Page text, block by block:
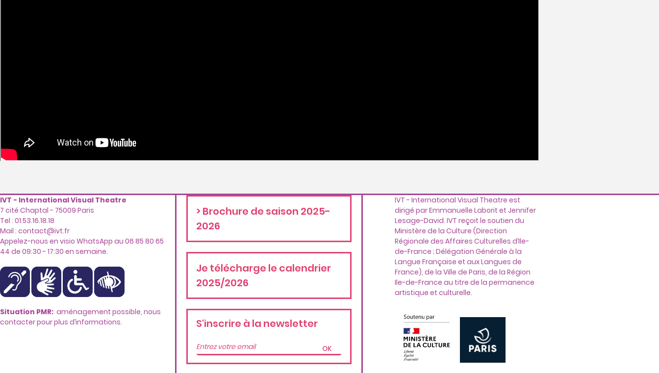
IVT - International Visual Theatre
7 cité Chaptal - 75009 Paris
Tel : 01.53.16.18.18
Mail : contact@ivt.fr
Appelez-nous en visio WhatsApp au 06 85 80 65
44 de 09:30 - 17:30 en semaine.
Situation PMR: aménagement possible, nous
contacter pour plus d’informations.
> Brochure de saison 2025-
2026
Je télécharge le calendrier
2025/2026
S'inscrire à la newsletter
OK
IVT - International Visual Theatre est
dirigé par Emmanuelle Laborit et Jennifer
Lesage-David. IVT reçoit le soutien du
Ministère de la Culture (Direction
Régionale des Affaires Culturelles d’Ile-
de-France ; Délégation Générale à la
Langue Française et aux Langues de
France), de la Ville de Paris, de la Région
Ile-de-France au titre de la permanence
artistique et culturelle.